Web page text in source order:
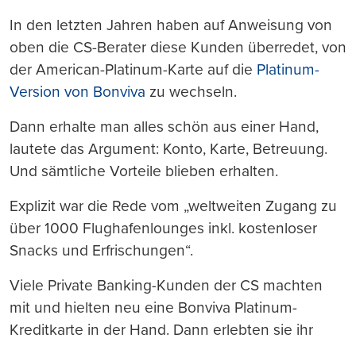
In den letzten Jahren haben auf Anweisung von
oben die CS-Berater diese Kunden überredet, von
der American-Platinum-Karte auf die Platinum-
Version von Bonviva zu wechseln.
Dann erhalte man alles schön aus einer Hand,
lautete das Argument: Konto, Karte, Betreuung.
Und sämtliche Vorteile blieben erhalten.
Explizit war die Rede vom „weltweiten Zugang zu
über 1000 Flughafenlounges inkl. kostenloser
Snacks und Erfrischungen“.
Viele Private Banking-Kunden der CS machten
mit und hielten neu eine Bonviva Platinum-
Kreditkarte in der Hand. Dann erlebten sie ihr